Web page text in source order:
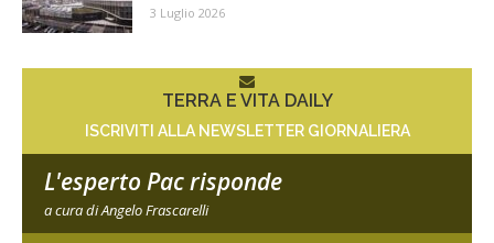
3 Luglio 2026
TERRA E VITA DAILY
ISCRIVITI ALLA NEWSLETTER GIORNALIERA
L'esperto Pac risponde
a cura di Angelo Frascarelli